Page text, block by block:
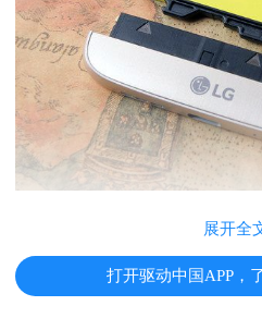
展开全
打开驱动中国APP，